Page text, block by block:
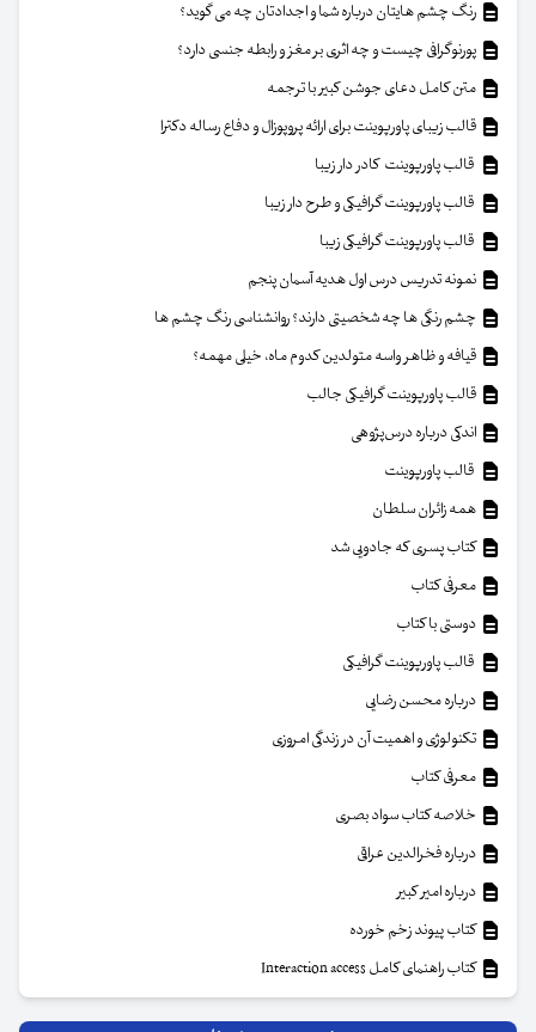
رنگ چشم هایتان درباره شما و اجدادتان چه می گوید؟
پورنوگرافی چیست و چه اثری بر مغز و رابطه جنسی دارد؟
متن کامل دعای جوشن کبیر با ترجمه
قالب زیبای پاورپوینت برای ارائه پروپوزال و دفاع رساله دکترا
قالب پاورپوینت کادر دار زیبا
قالب پاورپوینت گرافیکی و طرح دار زیبا
قالب پاورپوینت گرافیکی زیبا
نمونه تدریس درس اول هدیه آسمان پنجم
چشم رنگی ها چه شخصیتی دارند؟ روانشناسی رنگ چشم ها
قیافه و ظاهر واسه متولدین کدوم ماه، خیلی مهمه؟
قالب پاورپوینت گرافیکی جالب
اندکی درباره درس‌پژوهی
قالب پاورپوینت
همه زائران سلطان
کتاب پسری که جادویی شد
معرفی کتاب
دوستی با کتاب
قالب پاورپوینت گرافیکی
درباره محسن رضایی
تکنولوژی و اهمیت آن در زندگی امروزی
معرفی کتاب
خلاصه کتاب سواد بصری
درباره فخرالدین عراقی
درباره امیر کبیر
کتاب پیوند زخم خورده
کتاب راهنمای کامل Interaction access